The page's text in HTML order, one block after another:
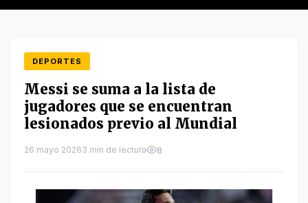
DEPORTES
Messi se suma a la lista de
jugadores que se encuentran
lesionados previo al Mundial
26 mayo 20263 min de lectura 8